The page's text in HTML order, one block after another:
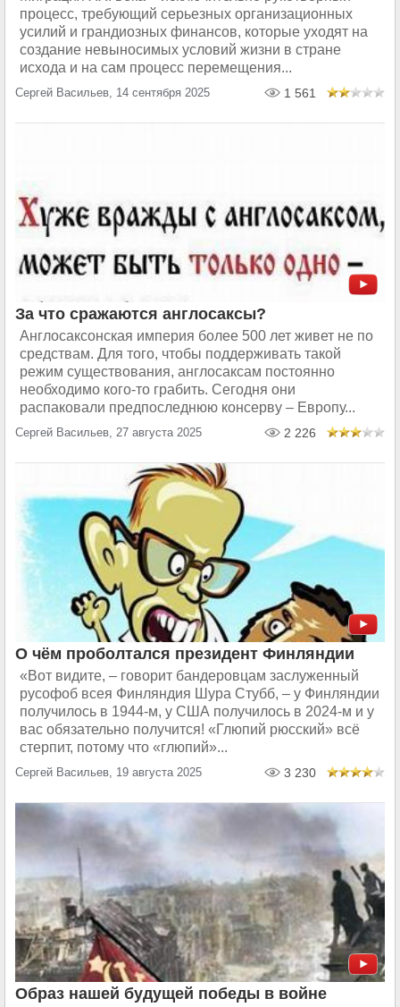
процесс, требующий серьезных организационных
усилий и грандиозных финансов, которые уходят на
создание невыносимых условий жизни в стране
исхода и на сам процесс перемещения...
Сергей Васильев, 14 сентября 2025 1 561
За что сражаются англосаксы?
Англосаксонская империя более 500 лет живет не по
средствам. Для того, чтобы поддерживать такой
режим существования, англосаксам постоянно
необходимо кого-то грабить. Сегодня они
распаковали предпоследнюю консерву – Европу...
Сергей Васильев, 27 августа 2025 2 226
О чём проболтался президент Финляндии
«Вот видите, – говорит бандеровцам заслуженный
русофоб всея Финляндия Шура Стубб, – у Финляндии
получилось в 1944-м, у США получилось в 2024-м и у
вас обязательно получится! «Глюпий рюсский» всё
стерпит, потому что «глюпий»...
Сергей Васильев, 19 августа 2025 3 230
Образ нашей будущей победы в войне